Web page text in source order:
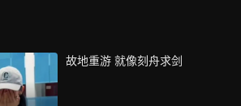
故地重游 就像刻舟求剑